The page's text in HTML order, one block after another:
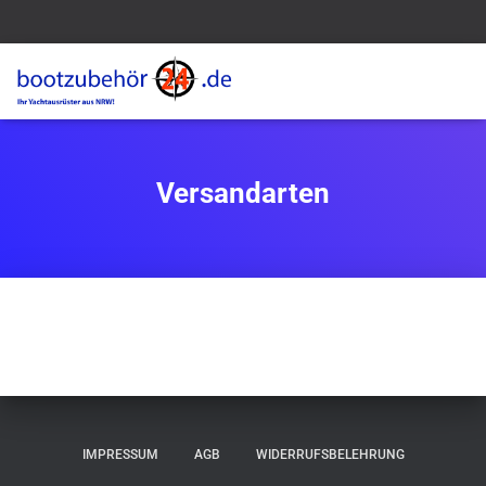
Versandarten
IMPRESSUM AGB WIDERRUFSBELEHRUNG